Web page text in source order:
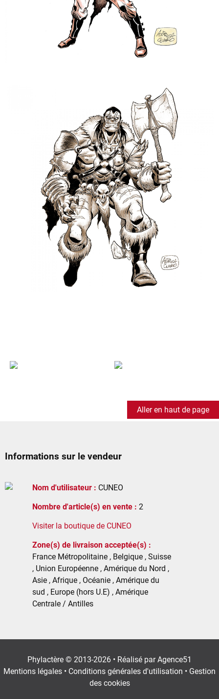
Aller en haut de page
Informations sur le vendeur
Nom d'utilisateur : CUNEO
Nombre d'article(s) en vente : 2
Visiter la boutique de CUNEO
Zone(s) de livraison acceptée(s) :
France Métropolitaine , Belgique , Suisse
, Union Européenne , Amérique du Nord ,
Asie , Afrique , Océanie , Amérique du
sud , Europe (hors U.E) , Amérique
Centrale / Antilles
Phylactère © 2013-2026 • Réalisé parAgence51
Mentions légales • Conditions générales d'utilisation • Gestion
des cookies